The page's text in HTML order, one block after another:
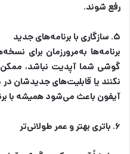
رفع شوند.
۵. سازگاری با برنامه‌های جدید
گوشی شما آپدیت نباشد،
نکنند یا قابلیت‌های جدیدشان
آیفون باعث می‌شود همیشه با
۶. باتری بهتر و عمر طولانی‌تر